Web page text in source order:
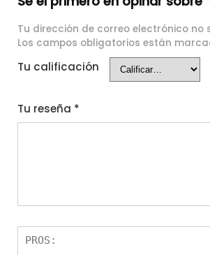
Tu dirección de correo electrónico no
Los campos obligatorios están
Tu calificación
Tu reseña *